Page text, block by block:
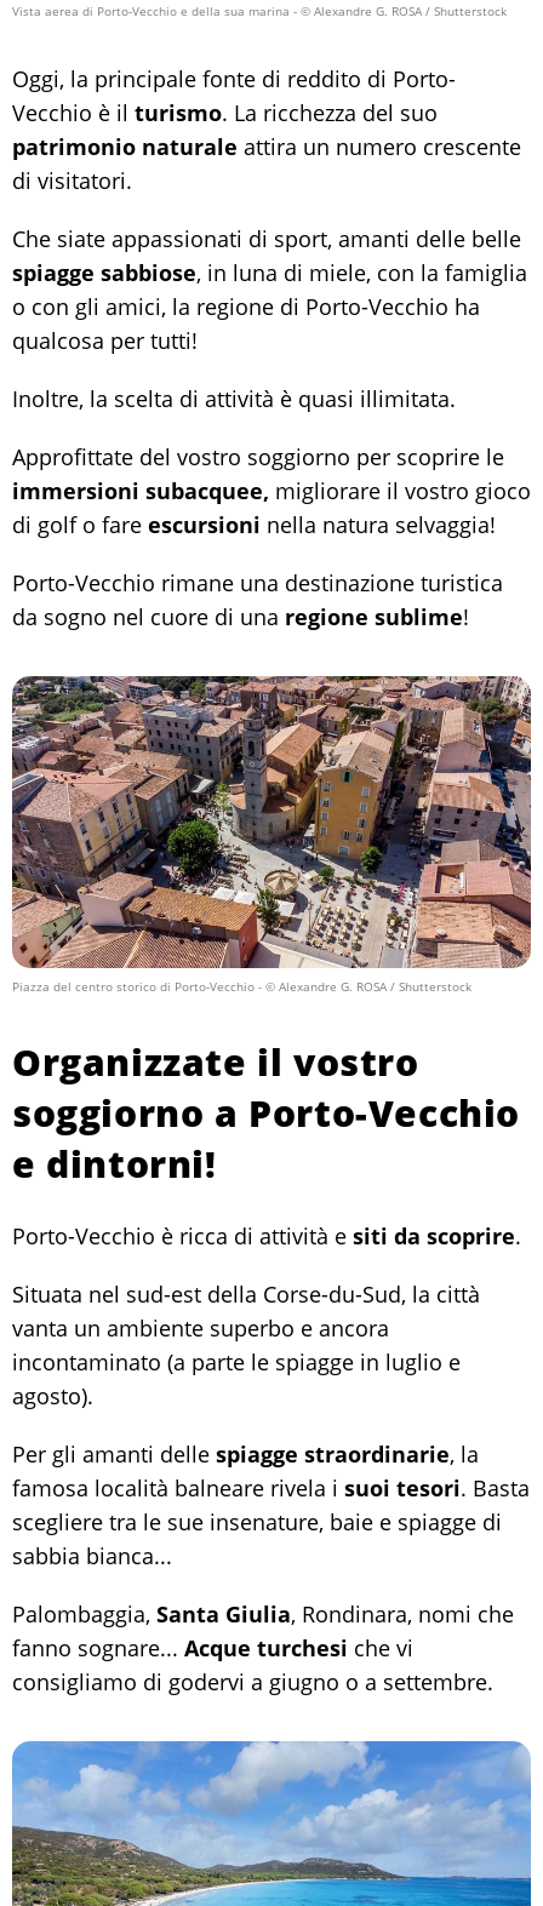
Vista aerea di Porto-Vecchio e della sua marina - © Alexandre G. ROSA / Shutterstock
Oggi, la principale fonte di reddito di Porto-
Vecchio è il turismo. La ricchezza del suo
patrimonio naturale attira un numero crescente
di visitatori.
Che siate appassionati di sport, amanti delle belle
spiagge sabbiose, in luna di miele, con la famiglia
o con gli amici, la regione di Porto-Vecchio ha
qualcosa per tutti!
Inoltre, la scelta di attività è quasi illimitata.
Approfittate del vostro soggiorno per scoprire le
immersioni subacquee, migliorare il vostro gioco
di golf o fare escursioni nella natura selvaggia!
Porto-Vecchio rimane una destinazione turistica
da sogno nel cuore di una regione sublime!
Piazza del centro storico di Porto-Vecchio - © Alexandre G. ROSA / Shutterstock
Organizzate il vostro
soggiorno a Porto-Vecchio
e dintorni!
Porto-Vecchio è ricca di attività e siti da scoprire.
Situata nel sud-est della Corse-du-Sud, la città
vanta un ambiente superbo e ancora
incontaminato (a parte le spiagge in luglio e
agosto).
Per gli amanti delle spiagge straordinarie, la
famosa località balneare rivela i suoi tesori. Basta
scegliere tra le sue insenature, baie e spiagge di
sabbia bianca...
Palombaggia, Santa Giulia, Rondinara, nomi che
fanno sognare... Acque turchesi che vi
consigliamo di godervi a giugno o a settembre.